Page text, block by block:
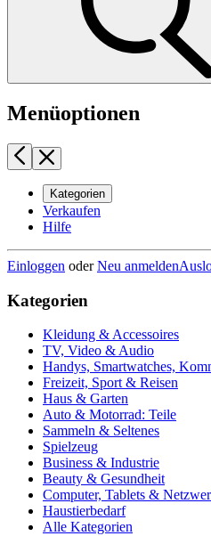
Menüoptionen
Kategorien
Verkaufen
Hilfe
Einloggen oderNeu anmelden
Kategorien
Kleidung & Accessoires
TV, Video & Audio
Handys, Smartwatches,
Freizeit, Sport & Reisen
Haus & Garten
Auto & Motorrad: Teile
Sammeln & Seltenes
Spielzeug
Business & Industrie
Beauty & Gesundheit
Computer, Tablets &
Haustierbedarf
Alle Kategorien